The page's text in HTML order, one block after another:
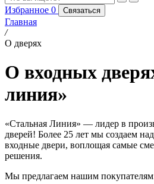
Избранное 0 Связаться
Главная
/
О дверях
О входных
линия»
«Стальная Линия» — лидер в
дверей! Более 25 лет мы создаем
входные двери, воплощая самые
решения.
Мы предлагаем нашим